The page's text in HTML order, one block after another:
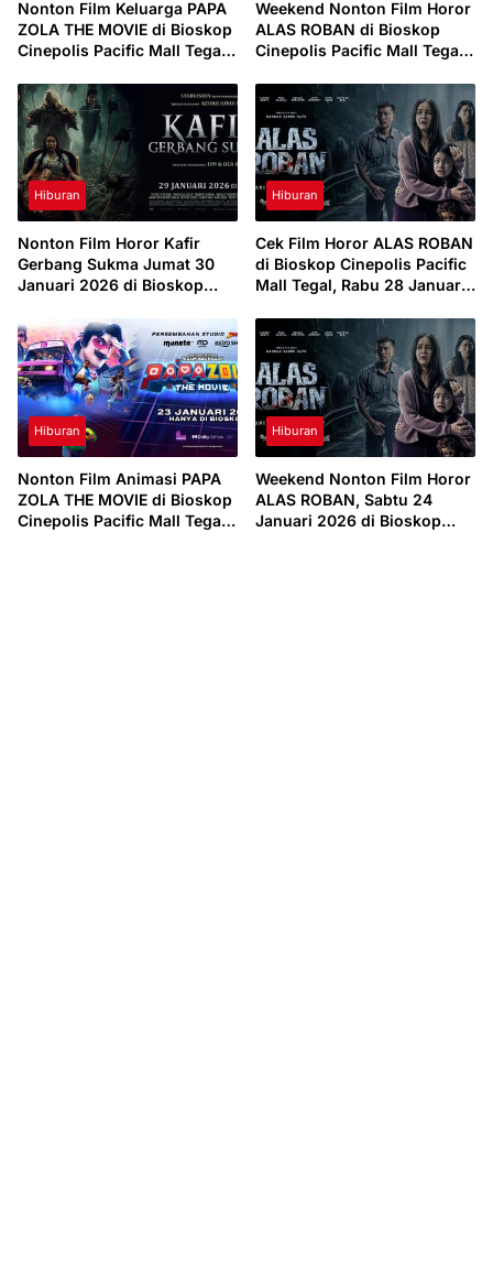
Nonton Film Keluarga PAPA
ZOLA THE MOVIE di Bioskop
Cinepolis Pacific Mall Tegal,
Weekend Nonton Film Horor
ALAS ROBAN di Bioskop
Cinepolis Pacific Mall Tegal,
Hiburan
Nonton Film Horor Kafir
Gerbang Sukma Jumat 30
Januari 2026 di Bioskop
Hiburan
Cek Film Horor ALAS ROBAN
di Bioskop Cinepolis Pacific
Mall Tegal, Rabu 28 Januari
Hiburan
Nonton Film Animasi PAPA
ZOLA THE MOVIE di Bioskop
Cinepolis Pacific Mall Tegal,
Hiburan
Weekend Nonton Film Horor
ALAS ROBAN, Sabtu 24
Januari 2026 di Bioskop